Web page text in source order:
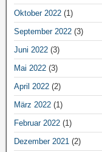
Oktober 2022 (1)
September 2022 (3)
Juni 2022 (3)
Mai 2022 (3)
April 2022 (2)
März 2022 (1)
Februar 2022 (1)
Dezember 2021 (2)